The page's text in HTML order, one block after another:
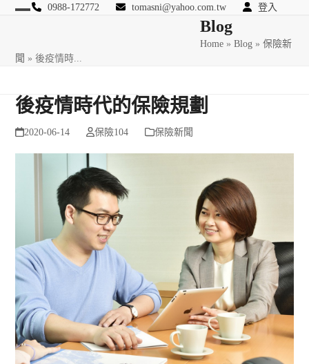
Skip
0988-172772 tomasni@yahoo.com.tw 登入
匯豐國際風險管理顧問Blog
Home »Blog »保險新
聞 »後疫情時...
後疫情時代的保險規劃
2020-06-14 保險104 保險新聞